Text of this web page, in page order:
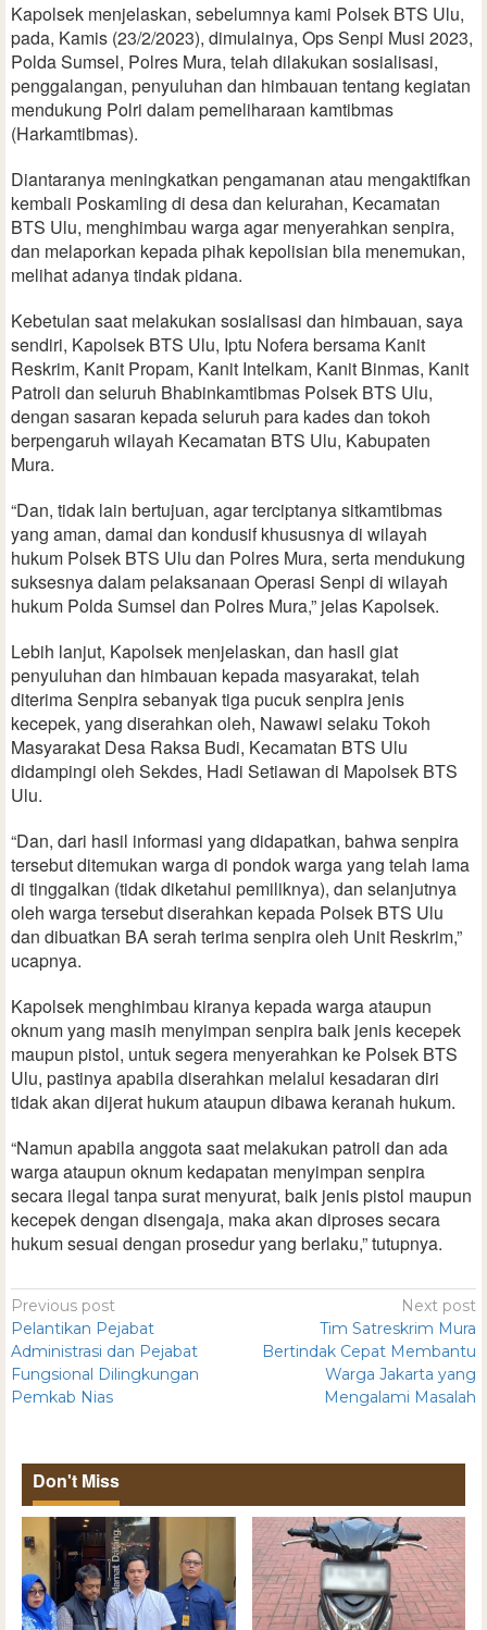
Kapolsek menjelaskan, sebelumnya kami Polsek BTS Ulu,
pada, Kamis (23/2/2023), dimulainya, Ops Senpi Musi 2023,
Polda Sumsel, Polres Mura, telah dilakukan sosialisasi,
penggalangan, penyuluhan dan himbauan tentang kegiatan
mendukung Polri dalam pemeliharaan kamtibmas
(Harkamtibmas).
Diantaranya meningkatkan pengamanan atau mengaktifkan
kembali Poskamling di desa dan kelurahan, Kecamatan
BTS Ulu, menghimbau warga agar menyerahkan senpira,
dan melaporkan kepada pihak kepolisian bila menemukan,
melihat adanya tindak pidana.
Kebetulan saat melakukan sosialisasi dan himbauan, saya
sendiri, Kapolsek BTS Ulu, Iptu Nofera bersama Kanit
Reskrim, Kanit Propam, Kanit Intelkam, Kanit Binmas, Kanit
Patroli dan seluruh Bhabinkamtibmas Polsek BTS Ulu,
dengan sasaran kepada seluruh para kades dan tokoh
berpengaruh wilayah Kecamatan BTS Ulu, Kabupaten
Mura.
“Dan, tidak lain bertujuan, agar terciptanya sitkamtibmas
yang aman, damai dan kondusif khususnya di wilayah
hukum Polsek BTS Ulu dan Polres Mura, serta mendukung
suksesnya dalam pelaksanaan Operasi Senpi di wilayah
hukum Polda Sumsel dan Polres Mura,” jelas Kapolsek.
Lebih lanjut, Kapolsek menjelaskan, dan hasil giat
penyuluhan dan himbauan kepada masyarakat, telah
diterima Senpira sebanyak tiga pucuk senpira jenis
kecepek, yang diserahkan oleh, Nawawi selaku Tokoh
Masyarakat Desa Raksa Budi, Kecamatan BTS Ulu
didampingi oleh Sekdes, Hadi Setiawan di Mapolsek BTS
Ulu.
“Dan, dari hasil informasi yang didapatkan, bahwa senpira
tersebut ditemukan warga di pondok warga yang telah lama
di tinggalkan (tidak diketahui pemiliknya), dan selanjutnya
oleh warga tersebut diserahkan kepada Polsek BTS Ulu
dan dibuatkan BA serah terima senpira oleh Unit Reskrim,”
ucapnya.
Kapolsek menghimbau kiranya kepada warga ataupun
oknum yang masih menyimpan senpira baik jenis kecepek
maupun pistol, untuk segera menyerahkan ke Polsek BTS
Ulu, pastinya apabila diserahkan melalui kesadaran diri
tidak akan dijerat hukum ataupun dibawa keranah hukum.
“Namun apabila anggota saat melakukan patroli dan ada
warga ataupun oknum kedapatan menyimpan senpira
secara ilegal tanpa surat menyurat, baik jenis pistol maupun
kecepek dengan disengaja, maka akan diproses secara
hukum sesuai dengan prosedur yang berlaku,” tutupnya.
Previous post
Pelantikan Pejabat
Administrasi dan Pejabat
Fungsional Dilingkungan
Pemkab Nias
Next post
Tim Satreskrim Mura
Bertindak Cepat Membantu
Warga Jakarta yang
Mengalami Masalah
Don't Miss